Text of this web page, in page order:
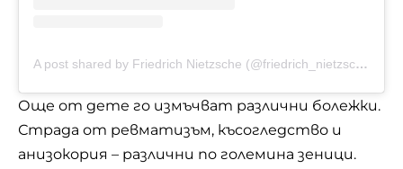
A post shared by Friedrich Nietzsche (@friedrich_nietzsche.official)
Още от дете го измъчват различни болежки.
Страда от ревматизъм, късогледство и
анизокория – различни по големина зеници.